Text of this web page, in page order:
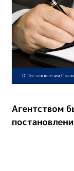
Агентством